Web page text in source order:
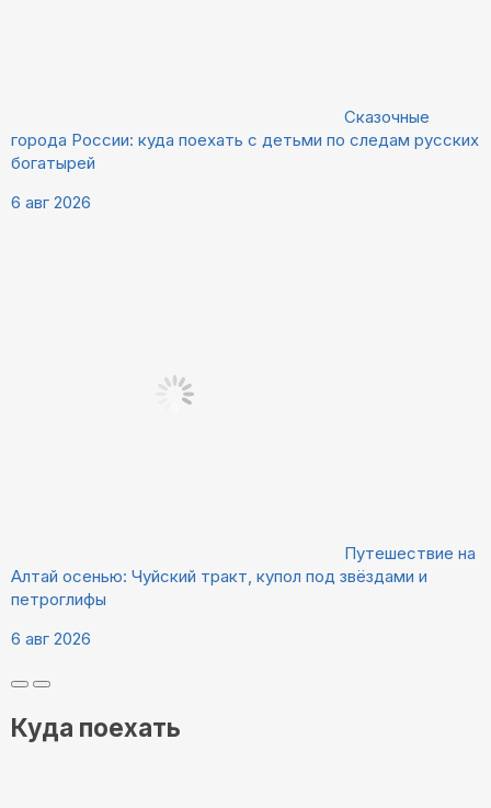
Сказочные
города России: куда поехать с детьми по следам русских
богатырей
6 авг 2026
Путешествие на
Алтай осенью: Чуйский тракт, купол под звёздами и
петроглифы
6 авг 2026
Куда поехать